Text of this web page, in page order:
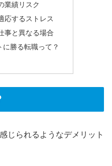
業績リスク
応するストレス
事と異なる場合
に勝る転職って？
じられるようなデメリット